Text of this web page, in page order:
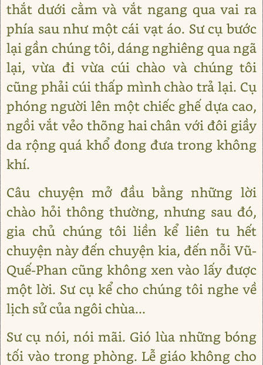
thắt dưới cằm và vắt ngang qua vai ra
phía sau như một cái vạt áo. Sư cụ bước
lại gần chúng tôi, dáng nghiêng qua ngã
lại, vừa đi vừa cúi chào và chúng tôi
cũng phải cúi thấp mình chào trả lại. Cụ
phóng người lên một chiếc ghế dựa cao,
ngồi vắt vẻo thõng hai chân với đôi giầy
da rộng quá khổ đong đưa trong không
khí.
Câu chuyện mở đầu bằng những lời
chào hỏi thông thường, nhưng sau đó,
gia chủ chúng tôi liền kể liên tu hết
chuyện này đến chuyện kia, đến nỗi Vũ-
Quế-Phan cũng không xen vào lấy được
một lời. Sư cụ kể cho chúng tôi nghe về
lịch sử của ngôi chùa...
Sư cụ nói, nói mãi. Gió lùa những bóng
tối vào trong phòng. Lễ giáo không cho